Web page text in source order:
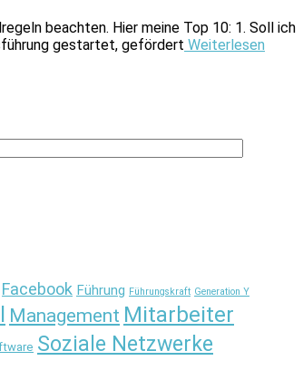
beachten. Hier meine Top 10: 1. Soll ich
gestartet, gefördert Weiterlesen
Facebook Führung Führungskraft Generation Y
Management Mitarbeiter
Soziale Netzwerke